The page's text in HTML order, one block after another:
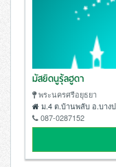
มัสยิดนูรุ้ลฮูดา
พระนครศรีอยุธยา
ม.4 ต.บ้านพลับ อ.บาง
087-0287152